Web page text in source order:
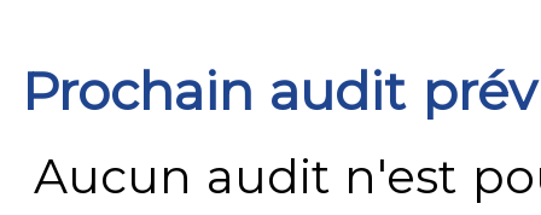
Prochain audit
Aucun audit n'est